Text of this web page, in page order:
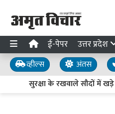
ई-पेपर उत्तर प्रदेश
व्हील्स अंतस
सुरक्षा के रखवाले सौदों में खड़े